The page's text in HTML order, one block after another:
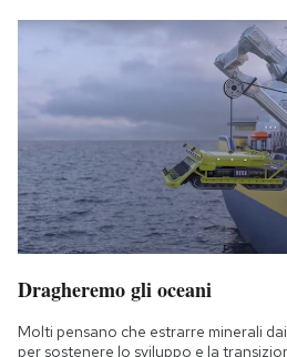
Dragheremo gli oceani
Molti pensano che estrarre minerali
per sostenere lo sviluppo e la